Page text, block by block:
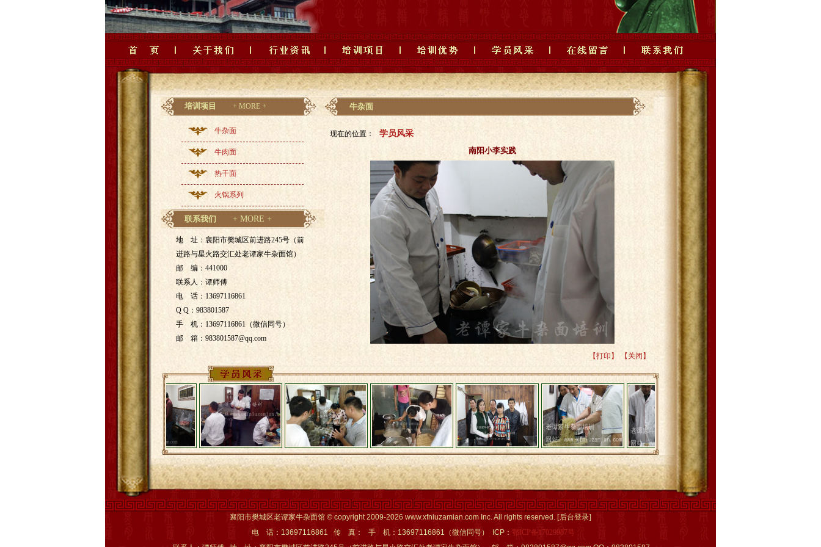
培训项目 + MORE +
牛杂面
牛肉面
热干面
火锅系列
联系我们 + MORE +
地 址：襄阳市樊城区前进路245号（前
进路与星火路交汇处老谭家牛杂面馆）
邮 编：441000
联系人：谭师傅
电 话：13697116861
Q Q：983801587
手 机：13697116861（微信同号）
邮 箱：983801587@qq.com
牛杂面
现在的位置：
学员风采
南阳小李实践
【打印】 【关闭】
襄阳市樊城区老谭家牛杂面馆 © copyright 2009-2026 www.xfniuzamian.com Inc. All rights reserved. [后台登录]
电 话：13697116861 传 真： 手 机：13697116861（微信同号） ICP： 鄂ICP备17029987号